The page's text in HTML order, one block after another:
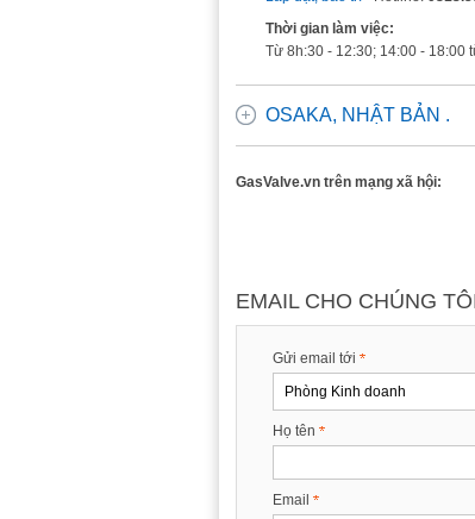
Thời gian làm việc:
Từ 8h:30 - 12:30; 14:00 - 18:00
OSAKA, NHẬT BẢN .
GasValve.vn trên mạng xã hội:
EMAIL CHO CHÚNG
Gửi email tới
Họ tên
Email